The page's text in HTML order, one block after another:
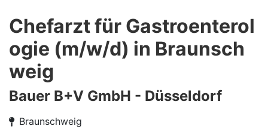
Chefarzt für Gastroenterol
ogie (m/w/d) in Braunsch
weig
Bauer B+V GmbH - Düsseldorf
Braunschweig